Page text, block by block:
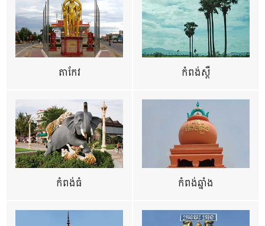
តាកែវ កំពង់ស្ពឺ
កំពង់ធំ កំពង់ឆ្នាំង